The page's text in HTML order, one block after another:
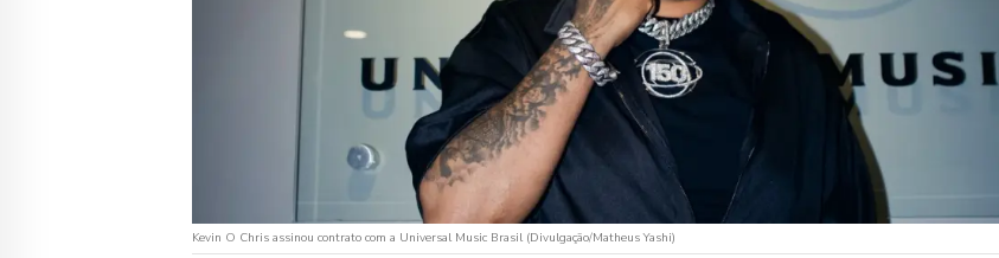
Kevin O Chris assinou contrato com a Universal Music Brasil (Divulgação/Matheus Yashi)